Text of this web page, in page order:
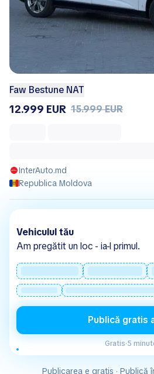
Faw Bestune NAT
12.999 EUR 15.999 EUR
InterAuto.md
Republica Moldova
Vehiculul tău
Am pregătit un loc - ia-l primul.
Publică gratis
Gratis·5
Publicarea e gratis · Publică